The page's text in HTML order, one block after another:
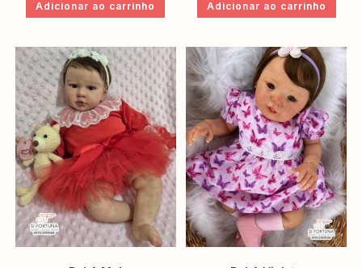
Adicionar ao carrinho Adicionar ao carrinho